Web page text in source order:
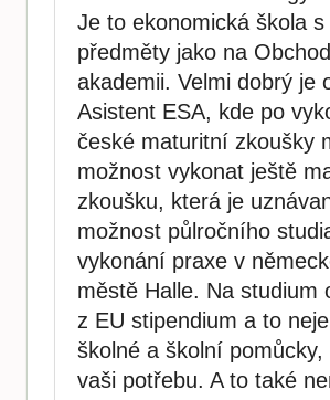
Je to ekonomická škola s
předměty jako na
akademii. Velmi dobrý je
Asistent ESA, kde po
české maturitní zkoušky
možnost vykonat ještě
zkoušku, která je
možnost půlročního
vykonání praxe v
městě Halle. Na studium
z EU stipendium a to
školné a školní pomůcky,
vaši potřebu. A to také